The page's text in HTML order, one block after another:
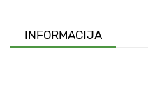
INFORMACIJA